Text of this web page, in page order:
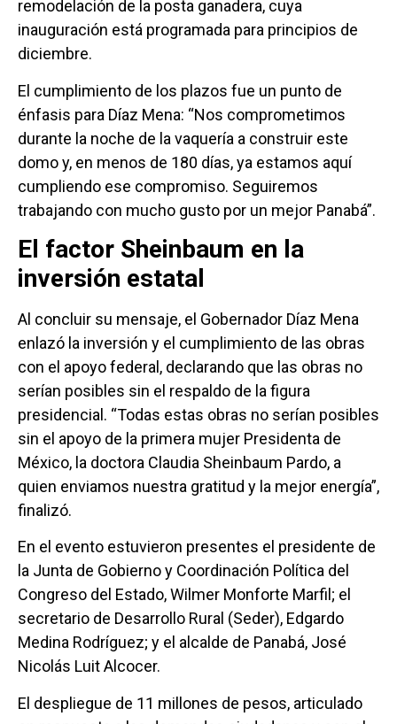
remodelación de la posta ganadera, cuya
inauguración está programada para principios de
diciembre.
El cumplimiento de los plazos fue un punto de
énfasis para Díaz Mena: “Nos comprometimos
durante la noche de la vaquería a construir este
domo y, en menos de 180 días, ya estamos aquí
cumpliendo ese compromiso. Seguiremos
trabajando con mucho gusto por un mejor Panabá”.
El factor Sheinbaum en la
inversión estatal
Al concluir su mensaje, el Gobernador Díaz Mena
enlazó la inversión y el cumplimiento de las obras
con el apoyo federal, declarando que las obras no
serían posibles sin el respaldo de la figura
presidencial. “Todas estas obras no serían posibles
sin el apoyo de la primera mujer Presidenta de
México, la doctora Claudia Sheinbaum Pardo, a
quien enviamos nuestra gratitud y la mejor energía”,
finalizó.
En el evento estuvieron presentes el presidente de
la Junta de Gobierno y Coordinación Política del
Congreso del Estado, Wilmer Monforte Marfil; el
secretario de Desarrollo Rural (Seder), Edgardo
Medina Rodríguez; y el alcalde de Panabá, José
Nicolás Luit Alcocer.
El despliegue de 11 millones de pesos, articulado